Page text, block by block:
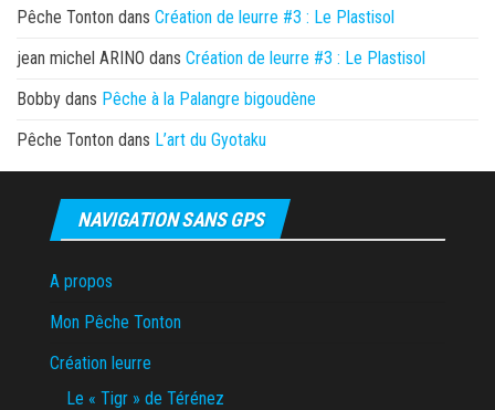
Pêche Tonton dans Création de leurre #3 : Le Plastisol
jean michel ARINO dans Création de leurre #3 : Le Plastisol
Bobby dans Pêche à la Palangre bigoudène
Pêche Tonton dans L’art du Gyotaku
NAVIGATION SANS GPS
A propos
Mon Pêche Tonton
Création leurre
Le « Tigr » de Térénez